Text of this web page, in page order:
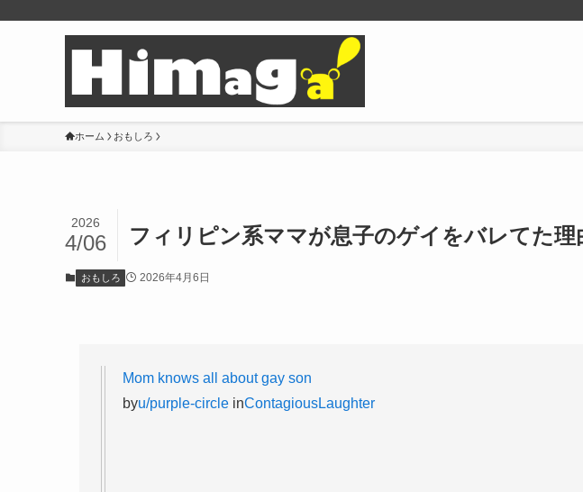
ホーム おもしろ
フィリピン系ママが息子のゲイをバレてた
2026
4/06
おもしろ 2026年4月6日
Mom knows all about gay son
byu/purple-circle inContagiousLaughter